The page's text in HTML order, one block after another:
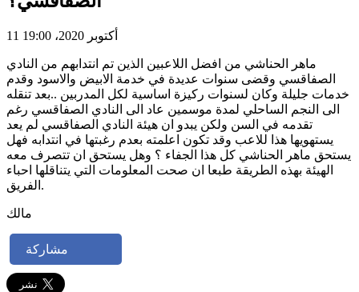
11 أكتوبر 2020، 19:00
ماهر الحناشي من افضل اللاعبين الذين تم انتدابهم من النادي
الصفاقسي وقضى سنوات عديدة في خدمة الابيض والاسود وقدم
خدمات جليلة وكان لسنوات ركيزة اساسية لكل المدربين ..بعد تنقله
الى النجم الساحلي لمدة موسمين عاد الى النادي الصفاقسي رغم
تقدمه في السن ولكن يبدو ان هيئة النادي الصفاقسي لم يعد
يستهويها هذا للاعب وقد تكون اعلمته بعدم رغبتها في انتدابه فهل
يستحق ماهر الحناشي كل هذا الجفاء ؟ وهل يستحق ان تتصرف معه
الهيئة بهذه الطريقة طبعا ان صحت المعلومات التي يتناقلها احباء
الفريق.
مالك
مشاركة